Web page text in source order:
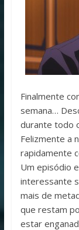
Finalmente
semana…
durante todo
Felizmente a
rapidamente
Um episódio
interessante
mais de
que restam
estar